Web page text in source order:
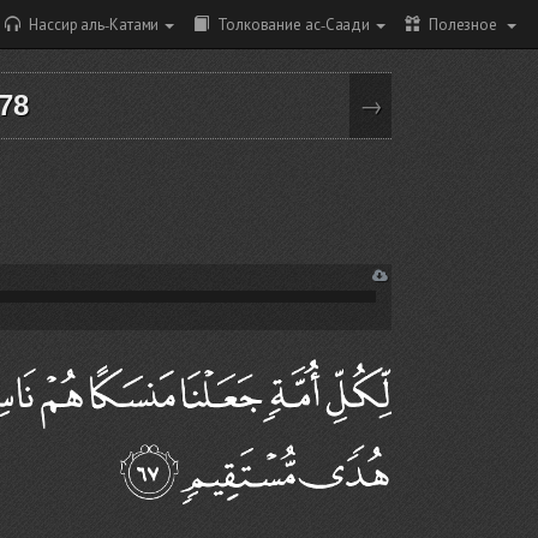
Нассир аль-Катами Толкование ас-Саади Полезное
→